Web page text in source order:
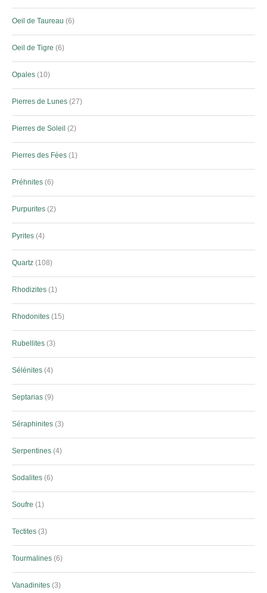
Oeil de Taureau 6
Oeil de Tigre 6
Opales 10
Pierres de Lunes 27
Pierres de Soleil 2
Pierres des Fées 1
Préhnites 6
Purpurites 2
Pyrites 4
Quartz 108
Rhodizites 1
Rhodonites 15
Rubellites 3
Sélénites 4
Septarias 9
Séraphinites 3
Serpentines 4
Sodalites 6
Soufre 1
Tectites 3
Tourmalines 6
Vanadinites 3